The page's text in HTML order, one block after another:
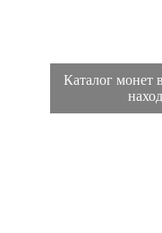
Каталог монет